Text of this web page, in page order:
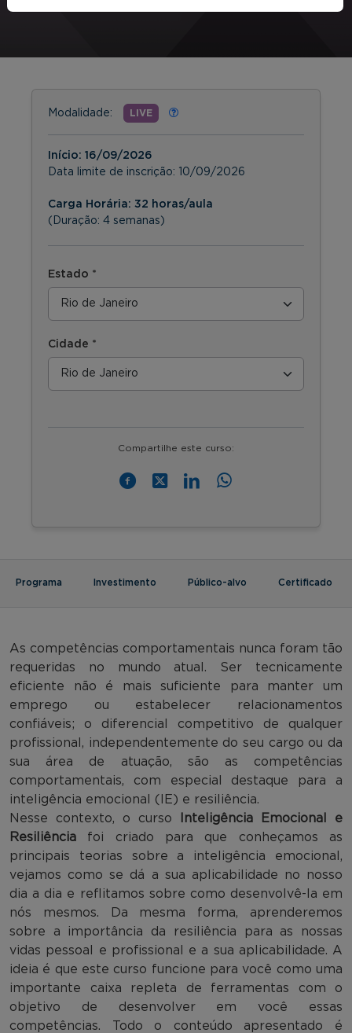
Modalidade: LIVE
Início: 16/09/2026
Data limite de inscrição: 10/09/2026
Carga Horária: 32 horas/aula
(Duração: 4 semanas)
Estado *
Cidade *
Compartilhe este curso:
Programa Investimento Público-alvo Certificado
As competências comportamentais nunca foram tão
requeridas no mundo atual. Ser tecnicamente
eficiente não é mais suficiente para manter um
emprego ou estabelecer relacionamentos
confiáveis; o diferencial competitivo de qualquer
profissional, independentemente do seu cargo ou da
sua área de atuação, são as competências
comportamentais, com especial destaque para a
inteligência emocional (IE) e resiliência.
Nesse contexto, o curso
Inteligência Emocional e
Resiliência foi criado para que conheçamos as
principais teorias sobre a inteligência emocional,
vejamos como se dá a sua aplicabilidade no nosso
dia a dia e reflitamos sobre como desenvolvê-la em
nós mesmos. Da mesma forma, aprenderemos
sobre a importância da resiliência para as nossas
vidas pessoal e profissional e a sua aplicabilidade. A
ideia é que este curso funcione para você como uma
importante caixa repleta de ferramentas com o
objetivo de desenvolver em você essas
competências. Todo o conteúdo apresentado é